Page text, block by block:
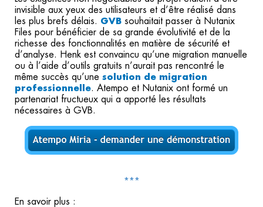
invisible aux yeux des utilisateurs et d’être réalisé dans
les plus brefs délais. GVB souhaitait passer à Nutanix
Files pour bénéficier de sa grande évolutivité et de la
richesse des fonctionnalités en matière de sécurité et
d’analyse. Henk est convaincu qu’une migration manuelle
ou à l’aide d’outils gratuits n’aurait pas rencontré le
même succès qu’une solution de migration
professionnelle. Atempo et Nutanix ont formé un
partenariat fructueux qui a apporté les résultats
nécessaires à GVB.
***
En savoir plus :